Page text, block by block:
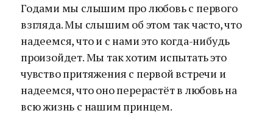
Годами мы слышим про любовь с первого
взгляда. Мы слышим об этом так часто, что
надеемся, что и с нами это когда-нибудь
произойдет. Мы так хотим испытать это
чувство притяжения с первой встречи и
надеемся, что оно перерастёт в любовь на
всю жизнь с нашим принцем.